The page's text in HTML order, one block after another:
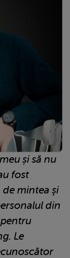
și să nu
fost
de mintea şi
din
Le